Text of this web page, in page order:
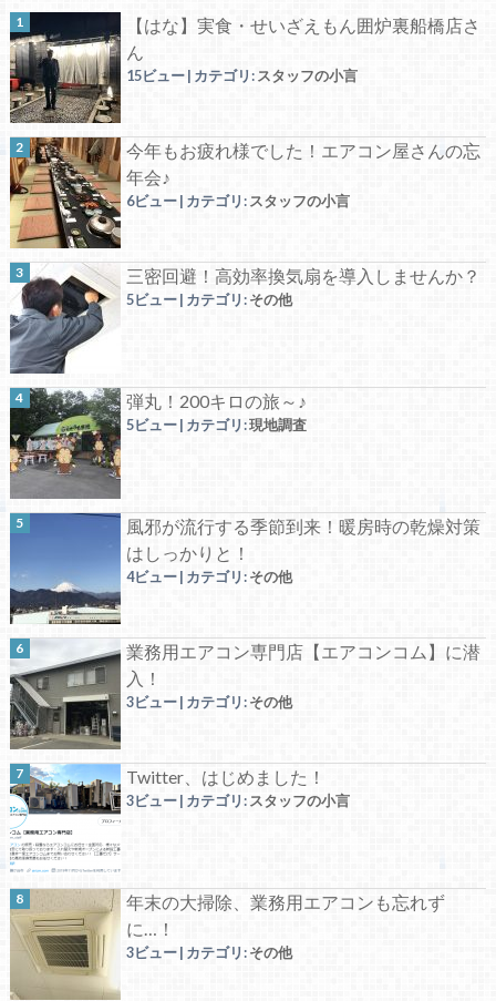
【はな】実食・せいざえもん囲炉裏船橋店さ
ん
15ビュー| カテゴリ: スタッフの小言
今年もお疲れ様でした！エアコン屋さんの忘
年会♪
6ビュー| カテゴリ: スタッフの小言
三密回避！高効率換気扇を導入しませんか？
5ビュー| カテゴリ:その他
弾丸！200キロの旅～♪
5ビュー| カテゴリ:現地調査
風邪が流行する季節到来！暖房時の乾燥対策
はしっかりと！
4ビュー| カテゴリ:その他
業務用エアコン専門店【エアコンコム】に潜
入！
3ビュー| カテゴリ:その他
Twitter、はじめました！
3ビュー| カテゴリ: スタッフの小言
年末の大掃除、業務用エアコンも忘れず
に…！
3ビュー| カテゴリ:その他